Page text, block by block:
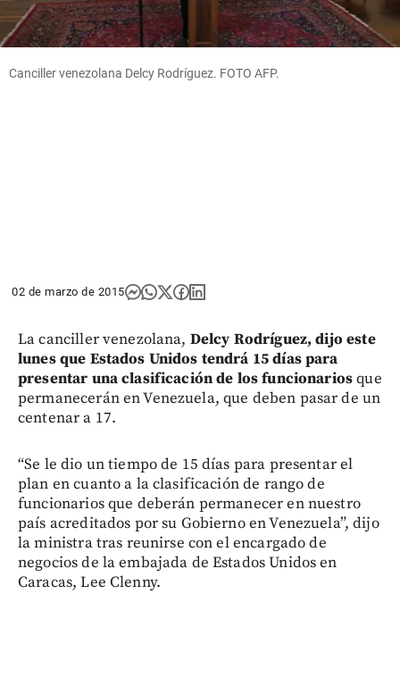
Canciller venezolana Delcy Rodríguez. FOTO AFP.
02 de marzo de 2015
La canciller venezolana, Delcy Rodríguez, dijo este
lunes que Estados Unidos tendrá 15 días para
presentar una clasificación de los funcionariosque
permanecerán en Venezuela, que deben pasar de un
centenar a 17.
“Se le dio un tiempo de 15 días para presentar el
plan en cuanto a la clasificación de rango de
funcionarios que deberán permanecer en nuestro
país acreditados por su Gobierno en Venezuela”, dijo
la ministra tras reunirse con el encargado de
negocios de la embajada de Estados Unidos en
Caracas, Lee Clenny.